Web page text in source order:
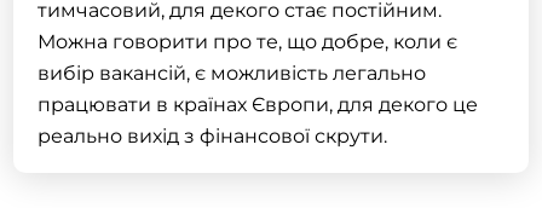
тимчасовий, для декого стає постійним.
Можна говорити про те, що добре, коли є
вибір вакансій, є можливість легально
працювати в країнах Європи, для декого це
реально вихід з фінансової скрути.